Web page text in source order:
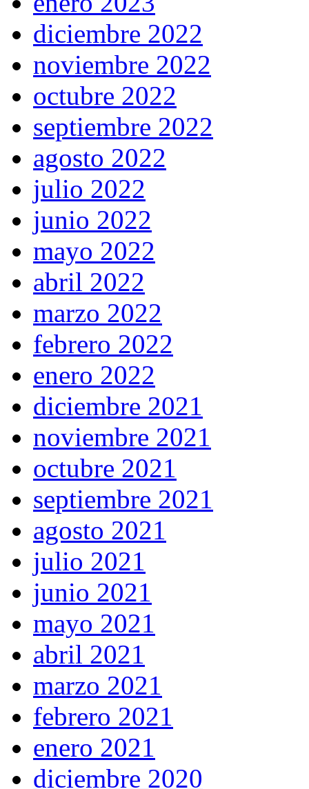
diciembre 2022
noviembre 2022
octubre 2022
septiembre 2022
agosto 2022
julio 2022
junio 2022
mayo 2022
abril 2022
marzo 2022
febrero 2022
enero 2022
diciembre 2021
noviembre 2021
octubre 2021
septiembre 2021
agosto 2021
julio 2021
junio 2021
mayo 2021
abril 2021
marzo 2021
febrero 2021
enero 2021
diciembre 2020